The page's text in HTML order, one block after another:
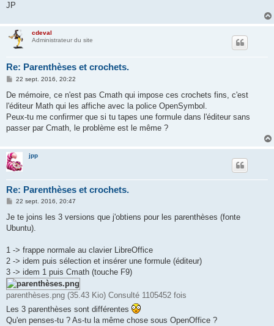
JP
cdeval
Administrateur du site
Re: Parenthèses et crochets.
M
s
a
g
22 sept. 2016, 20:22
De mémoire, ce n'est pas Cmath qui impose ces crochets fins, c'est
l'éditeur Math qui les affiche avec la police OpenSymbol.
Peux-tu me confirmer que si tu tapes une formule dans l'éditeur sans
passer par Cmath, le problème est le même ?
jpp
Re: Parenthèses et crochets.
M
s
a
22 sept. 2016, 20:47
Je te joins les 3 versions que j'obtiens pour les parenthèses (fonte
Ubuntu).
1 -> frappe normale au clavier LibreOffice
2 -> idem puis sélection et insérer une formule (éditeur)
3 -> idem 1 puis Cmath (touche F9)
parenthèses.png (35.43 Kio) Consulté 1105452 fois
Les 3 parenthèses sont différentes
Qu'en penses-tu ? As-tu la même chose sous OpenOffice ?